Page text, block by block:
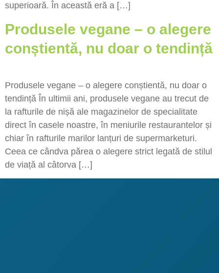
superioară. În această eră a […]
Produsele vegane – o alegere
conștientă, nu doar o tendință
Produsele vegane – o alegere conștientă, nu doar o
tendință În ultimii ani, produsele vegane au trecut de
la rafturile de nișă ale magazinelor de specialitate
direct în casele noastre, în meniurile restaurantelor și
chiar în rafturile marilor lanțuri de supermarketuri.
Ceea ce cândva părea o alegere strict legată de stilul
de viață al câtorva […]